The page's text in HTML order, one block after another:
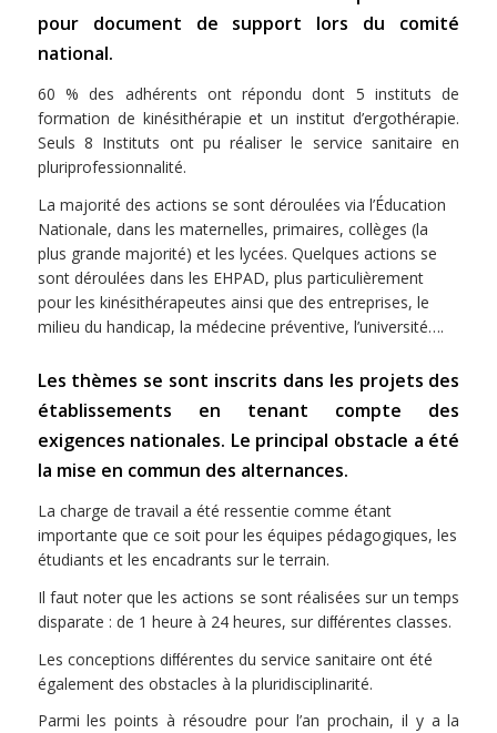
pour document de support lors du comité
national.
60 % des adhérents ont répondu dont 5 instituts de
formation de kinésithérapie et un institut d’ergothérapie.
Seuls 8 Instituts ont pu réaliser le service sanitaire en
pluriprofessionnalité.
La majorité des actions se sont déroulées via l’Éducation
Nationale, dans les maternelles, primaires, collèges (la
plus grande majorité) et les lycées. Quelques actions se
sont déroulées dans les EHPAD, plus particulièrement
pour les kinésithérapeutes ainsi que des entreprises, le
milieu du handicap, la médecine préventive, l’université….
Les thèmes se sont inscrits dans les projets des
établissements en tenant compte des
exigences nationales. Le principal obstacle a été
la mise en commun des alternances.
La charge de travail a été ressentie comme étant
importante que ce soit pour les équipes pédagogiques, les
étudiants et les encadrants sur le terrain.
Il faut noter que les actions se sont réalisées sur un temps
disparate : de 1 heure à 24 heures, sur diﬀérentes classes.
Les conceptions diﬀérentes du service sanitaire ont été
également des obstacles à la pluridisciplinarité.
Parmi les points à résoudre pour l’an prochain, il y a la